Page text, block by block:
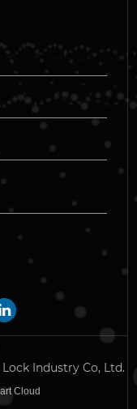
Industry Co, Ltd.
Cloud